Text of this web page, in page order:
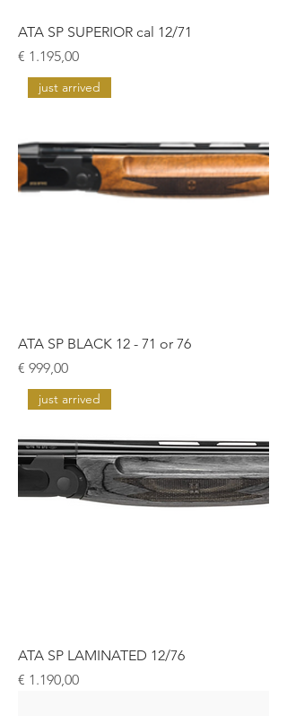
ATA SP SUPERIOR cal 12/71
Prijs
€ 1.195,00
just arrived
ATA SP BLACK 12 - 71 or 76
Prijs
€ 999,00
just arrived
ATA SP LAMINATED 12/76
Prijs
€ 1.190,00